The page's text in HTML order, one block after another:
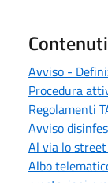
Avviso -
Procedura
Regolamenti
Avviso
Al via lo
Albo